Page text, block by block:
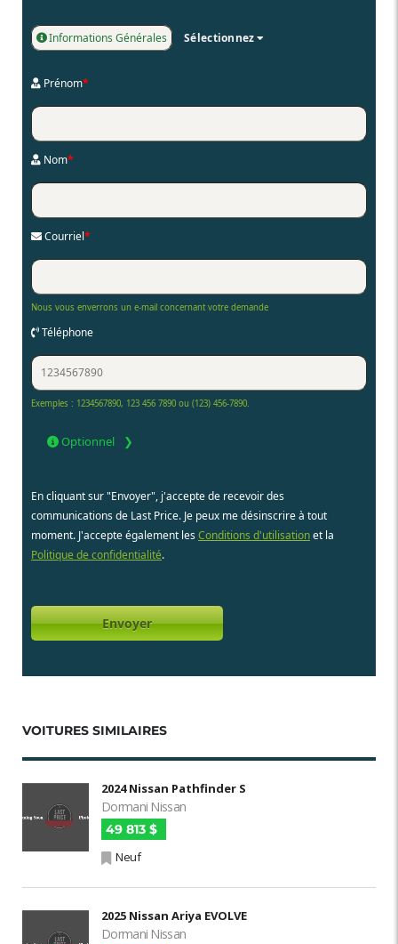
Informations Générales Sélectionnez
Prénom*
Nom*
Courriel*
Nous vous enverrons un e-mail concernant votre demande
Téléphone
Exemples : 1234567890, 123 456 7890 ou (123) 456-7890.
Optionnel
En cliquant sur "Envoyer", j'accepte de recevoir des
communications de Last Price. Je peux me désinscrire à tout
moment. J'accepte également les Conditions d'utilisationet la
Politique de confidentialité.
VOITURES SIMILAIRES
2024 Nissan Pathfinder S
Dormani Nissan
49 813 $
Neuf
2025 Nissan Ariya EVOLVE
Dormani Nissan